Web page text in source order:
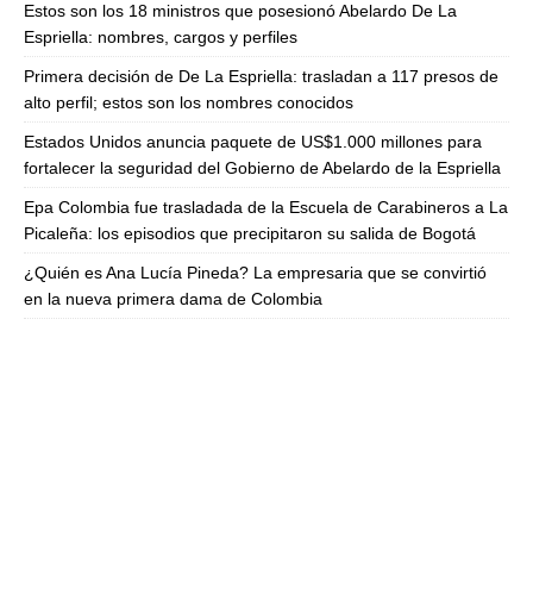
Estos son los 18 ministros que posesionó Abelardo De La
Espriella: nombres, cargos y perfiles
Primera decisión de De La Espriella: trasladan a 117 presos de
alto perfil; estos son los nombres conocidos
Estados Unidos anuncia paquete de US$1.000 millones para
fortalecer la seguridad del Gobierno de Abelardo de la Espriella
Epa Colombia fue trasladada de la Escuela de Carabineros a La
Picaleña: los episodios que precipitaron su salida de Bogotá
¿Quién es Ana Lucía Pineda? La empresaria que se convirtió
en la nueva primera dama de Colombia